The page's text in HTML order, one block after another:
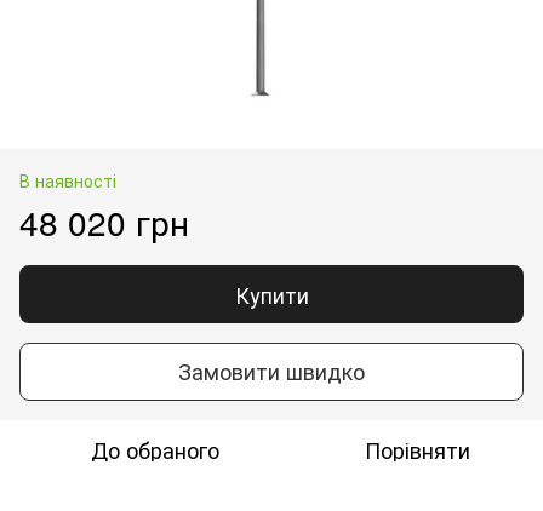
В наявності
48 020 грн
Купити
Замовити швидко
До обраного Порівняти